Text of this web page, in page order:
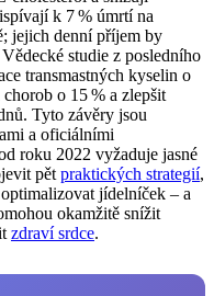
k 7 % úmrtí na
jejich denní příjem by
studie z posledního
transmastných kyselin o
o 15 % a zlepšit
Tyto závěry jsou
a oficiálními
roku 2022 vyžaduje jasné
pět praktických strategií,
jídelníček – a
okamžitě snížit
zdraví srdce.